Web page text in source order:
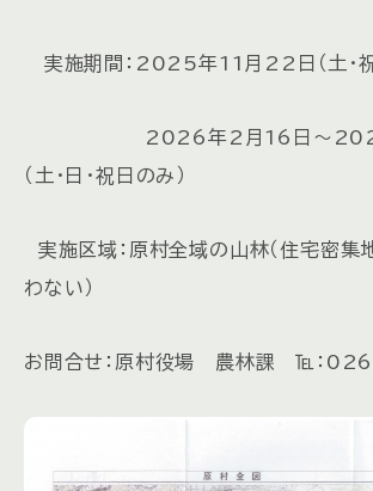
実施期間：2025年11月22日（土・祝
2026年2月16日～2026
（土・日・祝日のみ）
実施区域：原村全域の山林（住宅密集
わない）
お問合せ：原村役場 農林課 ℡：